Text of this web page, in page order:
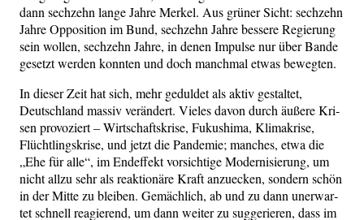
dann sech­zehn lan­ge Jah­re Mer­kel. Aus grü­ner Sicht: sech­zehn
Jah­re Oppo­si­ti­on im Bund, sech­zehn Jah­re bes­se­re Regie­rung
sein wol­len, sech­zehn Jah­re, in denen Impul­se nur über Ban­de
gesetzt wer­den konn­ten und doch manch­mal etwas bewegten.
In die­ser Zeit hat sich, mehr gedul­det als aktiv gestal­tet,
Deutsch­land mas­siv ver­än­dert. Vie­les davon durch äuße­re Kri­
sen pro­vo­ziert – Wirt­schafts­kri­se, Fuku­shi­ma, Kli­ma­kri­se,
Flücht­lings­kri­se, und jetzt die Pan­de­mie; man­ches, etwa die
„Ehe für alle“, im End­ef­fekt vor­sich­ti­ge Moder­ni­sie­rung, um
nicht all­zu sehr als reak­tio­nä­re Kraft anzu­ecken, son­dern schön
in der Mit­te zu blei­ben. Gemäch­lich, ab und zu dann uner­war­
tet schnell reagie­rend, um dann wei­ter zu sug­ge­rie­ren, dass im